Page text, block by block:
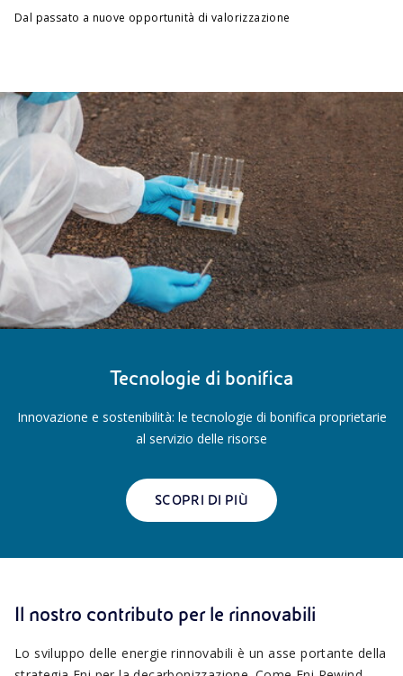
Dal passato a nuove opportunità di valorizzazione
industriale
Gela, dalla bonifica al rilancio del territorio
Tecnologie di bonifica
Innovazione e sostenibilità: le tecnologie di bonifica proprietarie
al servizio delle risorse
SCOPRI DI PIÙ
Il nostro contributo per le rinnovabili
Lo sviluppo delle energie rinnovabili è un asse portante della